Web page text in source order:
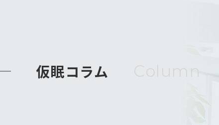
仮眠コラム Column